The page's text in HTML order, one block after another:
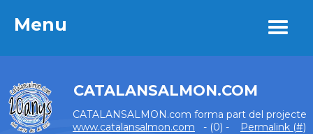
Menu
CATALANSALMON.COM
CATALANSALMON.com forma part del projecte
www.catalansalmon.com - (0) - Permalink (#)
Menu